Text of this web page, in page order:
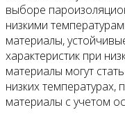
выборе
низкими
материалы,
характеристик при
материалы могут
низких
материалы с учетом